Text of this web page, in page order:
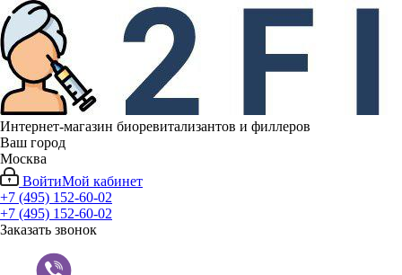
Интернет-магазин биоревитализантов и филлеров
Ваш город
Москва
ВойтиМой кабинет
+7 (495) 152-60-02
+7 (495) 152-60-02
Заказать звонок